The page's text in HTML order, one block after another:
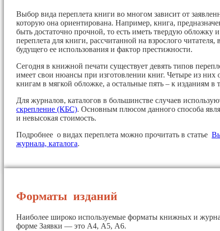
Выбор вида переплета книги во многом зависит от
которую она ориентирована. Например, книга,
быть достаточно прочной, то есть иметь твердую
переплета для книги, рассчитанной на взрослого читателя,
будущего ее использования и фактор престижности.
Сегодня в книжной печати существует девять типов
имеет свои нюансы при изготовлении книг. Четыре из них
книгам в мягкой обложке, а остальные пять – к изданиям в
Для журналов, каталогов в большинстве случаев
скрепление (КБС). Основным плюсом данного способа
и невысокая стоимость.
Подробнее о видах переплета можно прочитать в статье
журнала, каталога.
Форматы изданий
Наиболее широко используемые форматы книжных и
форме Заявки — это А4, А5, А6.